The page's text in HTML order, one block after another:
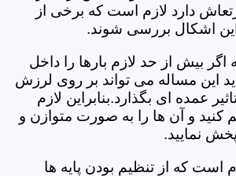
دارد لازم است که برخی از
این اشکال بررسی شوند.
اگر بیش از حد لازم بارها را داخل
این مساله می تواند بر روی لرزش
عمده ای بگذارد.بنابراین لازم
کنید و آن ها را به صورت متوازن و
نمایید.
است که از تنظیم بودن پایه ها